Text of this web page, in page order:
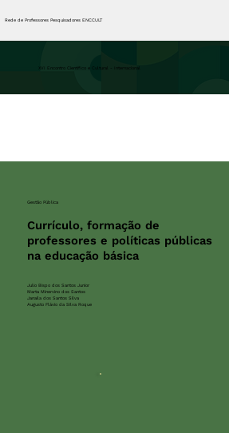
Rede de Professores Pesquisadores ENCCULT
XVI Encontro Científico e Cultural - Internacional
Gestão Pública
Currículo, formação de
professores e políticas públicas
na educação básica
Julio Bispo dos Santos Junior
Marta Minervino dos Santos
Janaíla dos Santos Silva
Augusto Flávio da Silva Roque